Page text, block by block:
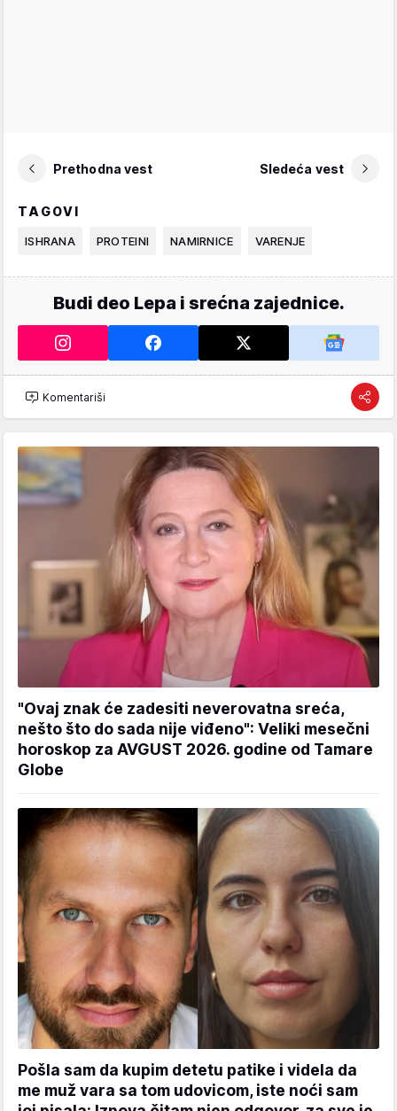
Prethodna vest Sledeća vest
TAGOVI
ISHRANA PROTEINI NAMIRNICE VARENJE
Budi deo Lepa i srećna zajednice.
Komentariši
"Ovaj znak će zadesiti neverovatna sreća,
nešto što do sada nije viđeno": Veliki mesečni
horoskop za AVGUST 2026. godine od Tamare
Globe
Pošla sam da kupim detetu patike i videla da
me muž vara sa tom udovicom, iste noći sam